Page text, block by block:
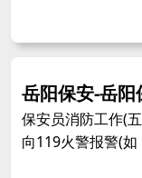
岳阳保安-岳
保安员消防工作(
向119火警报警(如